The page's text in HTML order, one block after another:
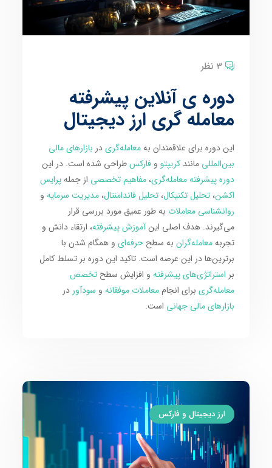
3 نظر
دوره ی آنلاین پیشرفته
معامله گری ارز دیجیتال
این دوره برای علاقمندان بهمعامله‌گریدر بازارهای مالی
بین‌المللی مانندکریپتو وفارکسطراحی شده است. در این
دوره پیشرفته معامله‌گری،مفاهیم تخصصی از جملهپرایس
اکشن،تحلیل تکنیکال،تحلیل فاندامنتال،مدیریت سرمایه و
روانشناسی معاملات به طور عمیق مورد بررسی قرار
می‌گیرند. هدف اصلی اینآموزش پیشرفته، ارتقاء دانش و
تجربهمعامله‌گران به سطححرفه‌ای و همگام شدن با
برترین‌ها در این عرصه است. تاکید این دوره بر تسلط کامل
بر استراتژی‌های پیشرفته و افزایش سطحتخصص
معامله‌گری برای انجاممعاملات موفقانه و سودآور در
بازارهای مالی جهانی است.
ارز دیجیتال و فارکس